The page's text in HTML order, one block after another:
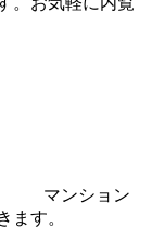
マンション
ます。